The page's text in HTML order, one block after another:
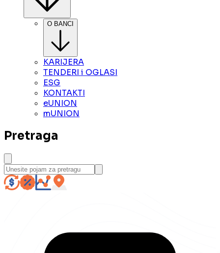
O BANCI
KARIJERA
TENDERI i OGLASI
ESG
KONTAKTI
eUNION
mUNION
Pretraga